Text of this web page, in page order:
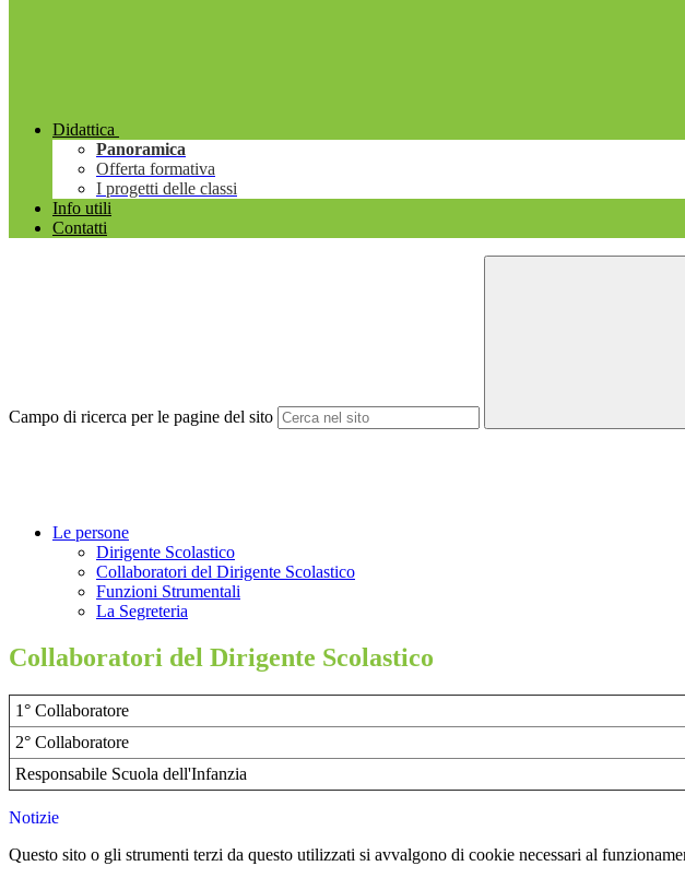
Didattica
Panoramica
Offerta formativa
I progetti delle classi
Info utili
Contatti
Campo di ricerca per le pagine del sito
Le persone
Dirigente Scolastico
Collaboratori del Dirigente Scolastico
Funzioni Strumentali
La Segreteria
Collaboratori del Dirigente Scolastico
1° Collaboratore
2° Collaboratore
Responsabile Scuola dell'Infanzia
Notizie
Questo sito o gli strumenti terzi da questo utilizzati si avvalgono di cookie necessari al